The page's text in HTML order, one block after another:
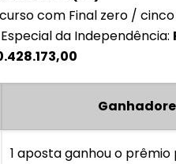
com Final zero / cinco
da Independência:
1 aposta ganhou o